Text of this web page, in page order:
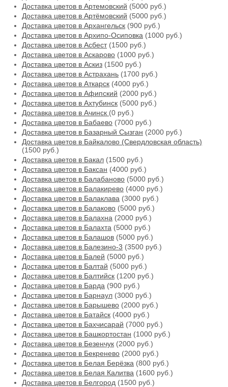
Доставка цветов в Артемовский (5000 руб.)
Доставка цветов в Артёмовский (5000 руб.)
Доставка цветов в Архангельск (900 руб.)
Доставка цветов в Архипо-Осиповка (1000 руб.)
Доставка цветов в Асбест(1500 руб.)
Доставка цветов в Аскарово (1000 руб.)
Доставка цветов в Аскиз (1500 руб.)
Доставка цветов в Астрахань (1700 руб.)
Доставка цветов в Аткарск (4000 руб.)
Доставка цветов в Афипский (2000 руб.)
Доставка цветов в Ахтубинск (5000 руб.)
Доставка цветов в Ачинск (0 руб.)
Доставка цветов в Бабаево (7000 руб.)
Доставка цветов в Базарный Сызган (2000 руб.)
Доставка цветов в Байкалово (Свердловская область)
(1500 руб.)
Доставка цветов в Бакал (1500 руб.)
Доставка цветов в Баксан (4000 руб.)
Доставка цветов в Балабаново (5000 руб.)
Доставка цветов в Балакирево (4000 руб.)
Доставка цветов в Балаклава (3000 руб.)
Доставка цветов в Балаково (5000 руб.)
Доставка цветов в Балахна (2000 руб.)
Доставка цветов в Балахта (5000 руб.)
Доставка цветов в Балашов (5000 руб.)
Доставка цветов в Балезино-3 (3500 руб.)
Доставка цветов в Балей (5000 руб.)
Доставка цветов в Балтай (5000 руб.)
Доставка цветов в Балтийск (1200 руб.)
Доставка цветов в Барда (900 руб.)
Доставка цветов в Барнаул (3000 руб.)
Доставка цветов в Барышево (2000 руб.)
Доставка цветов в Батайск (4000 руб.)
Доставка цветов в Бахчисарай (7000 руб.)
Доставка цветов в Башкортостан (1000 руб.)
Доставка цветов в Безенчук (2000 руб.)
Доставка цветов в Бекренево (2000 руб.)
Доставка цветов в Белая Берёзка (800 руб.)
Доставка цветов в Белая Калитва (1600 руб.)
Доставка цветов в Белгород (1500 руб.)